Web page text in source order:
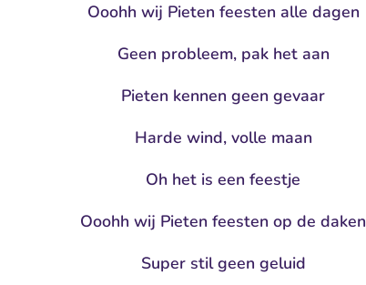
Ooohh wij Pieten feesten alle dagen
Geen probleem, pak het aan
Pieten kennen geen gevaar
Harde wind, volle maan
Oh het is een feestje
Ooohh wij Pieten feesten op de daken
Super stil geen geluid